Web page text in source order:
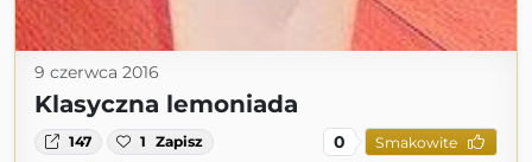
9 czerwca 2016
Klasyczna lemoniada
147 1 Zapisz 0 Smakowite